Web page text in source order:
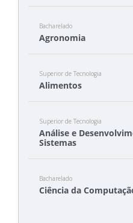
Bacharelado
Agronomia
Superior de Tecnologia
Alimentos
Superior de Tecnologia
Análise e
Sistemas
Bacharelado
Ciência da